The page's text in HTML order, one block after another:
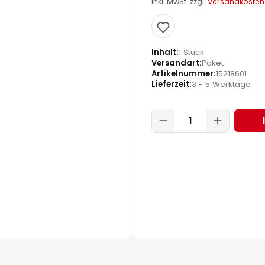
Inhalt 1 Stück
Versandart Paket
Artikelnummer 15218601
Lieferzeit 3 - 5 Werktage
Produkt